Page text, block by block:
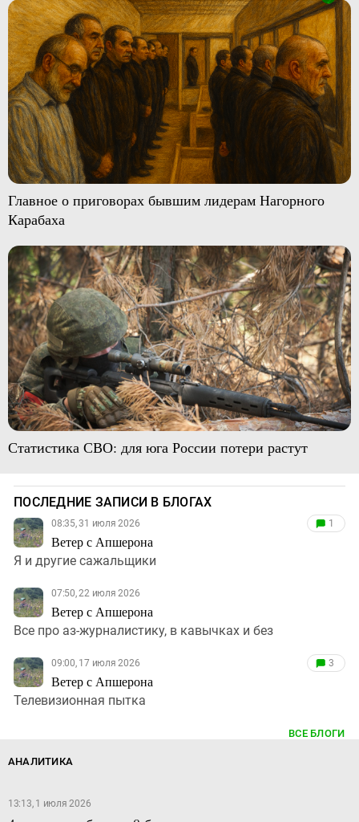
Главное о приговорах бывшим лидерам Нагорного
Карабаха
Статистика СВО: для юга России потери растут
ПОСЛЕДНИЕ ЗАПИСИ В БЛОГАХ
08:35, 31 июля 2026
Ветер с Апшерона
1
Я и другие сажальщики
07:50, 22 июля 2026
Ветер с Апшерона
Все про аз-журналистику, в кавычках и без
09:00, 17 июля 2026
Ветер с Апшерона
3
Телевизионная пытка
ВСЕ БЛОГИ
АНАЛИТИКА
13:13, 1 июля 2026